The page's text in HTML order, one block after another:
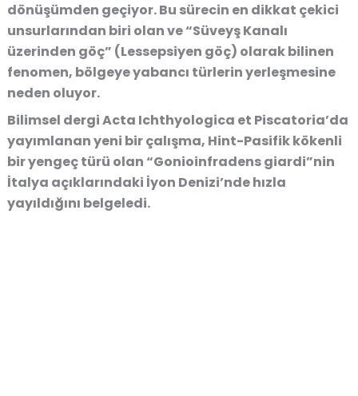
dönüşümden geçiyor. Bu sürecin en dikkat çekici
unsurlarından biri olan ve “Süveyş Kanalı
üzerinden göç” (Lessepsiyen göç) olarak bilinen
fenomen, bölgeye yabancı türlerin yerleşmesine
neden oluyor.
Bilimsel dergi Acta Ichthyologica et Piscatoria’da
yayımlanan yeni bir çalışma, Hint-Pasifik kökenli
bir yengeç türü olan “Gonioinfradens giardi”nin
İtalya açıklarındaki İyon Denizi’nde hızla
yayıldığını belgeledi.